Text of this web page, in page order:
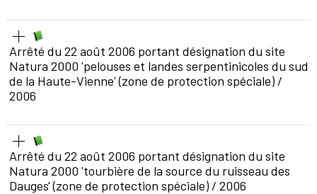
Arrêté du 22 août 2006 portant désignation du site
Natura 2000 'pelouses et landes serpentinicoles du sud
de la Haute-Vienne' (zone de protection spéciale) /
2006
Arrêté du 22 août 2006 portant désignation du site
Natura 2000 'tourbière de la source du ruisseau des
Dauges' (zone de protection spéciale) / 2006